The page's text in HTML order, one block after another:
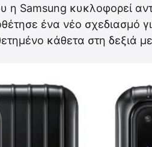
η Samsung κυκλοφορεί
ένα νέο σχεδιασμό
κάθετα στη δεξιά